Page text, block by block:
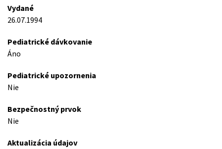
Vydané
26.07.1994
Pediatrické dávkovanie
Áno
Pediatrické upozornenia
Nie
Bezpečnostný prvok
Nie
Aktualizácia údajov